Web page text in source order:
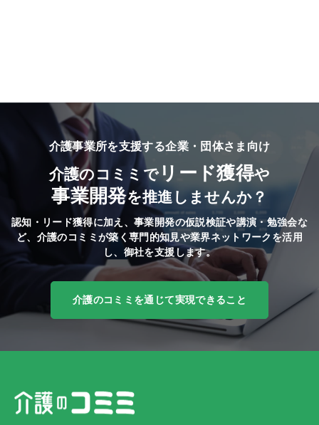
介護事業所を支援する企業・団体さま向け
介護のコミミでリード獲得や
事業開発を推進しませんか？
認知・リード獲得に加え、事業開発の仮説検証や講演・勉強会な
ど、 介護のコミミが築く専門的知見や業界ネットワークを活用
し、御社を支援します。
介護のコミミを通じて実現できること